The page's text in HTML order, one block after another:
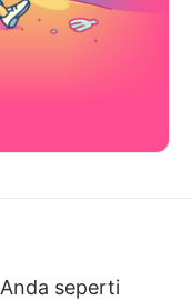
seperti